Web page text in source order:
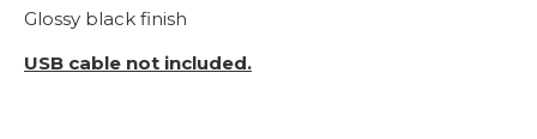
Glossy black finish
USB cable not included.